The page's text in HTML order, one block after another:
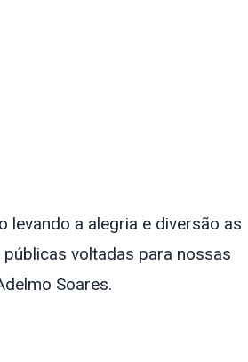
levando a alegria e diversão as
voltadas para nossas
Soares.